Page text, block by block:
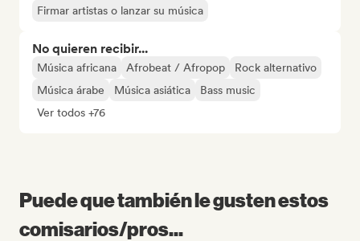
Firmar artistas o lanzar su música
No quieren recibir...
Música africana Afrobeat / Afropop
Rock alternativo
Música árabe
Música asiática
Bass music
Ver todos +76
Puede que también le gusten estos
comisarios/pros...